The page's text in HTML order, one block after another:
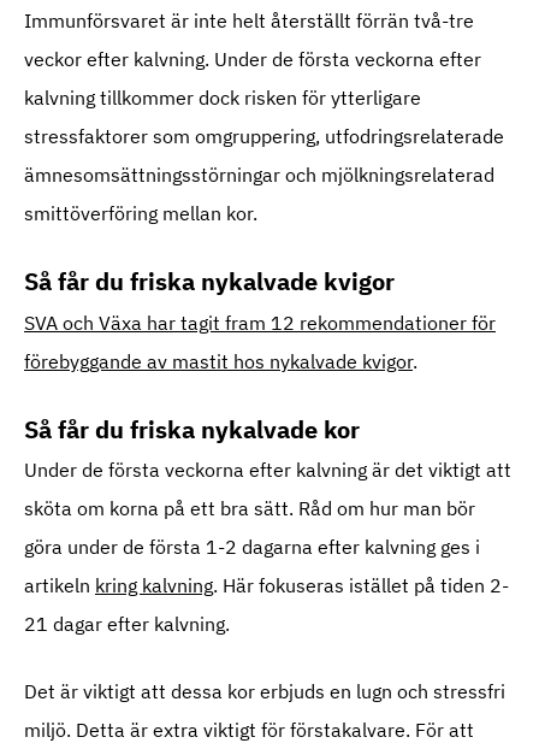
Immunförsvaret är inte helt återställt förrän två-tre
veckor efter kalvning. Under de första veckorna efter
kalvning tillkommer dock risken för ytterligare
stressfaktorer som omgruppering, utfodringsrelaterade
ämnesomsättningsstörningar och mjölkningsrelaterad
smittöverföring mellan kor.
Så får du friska nykalvade kvigor
SVA och Växa har tagit fram 12 rekommendationer för
förebyggande av mastit hos nykalvade kvigor.
Så får du friska nykalvade kor
Under de första veckorna efter kalvning är det viktigt att
sköta om korna på ett bra sätt. Råd om hur man bör
göra under de första 1-2 dagarna efter kalvning ges i
artikeln kring kalvning. Här fokuseras istället på tiden 2-
21 dagar efter kalvning.
Det är viktigt att dessa kor erbjuds en lugn och stressfri
miljö. Detta är extra viktigt för förstakalvare. För att